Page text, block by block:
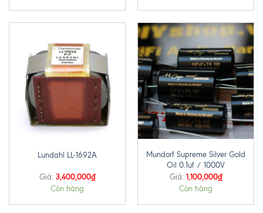
Lundahl LL-1692A
Giá: 3,400,000₫
Còn hàng
Mundorf Supreme Silver Gold
Oil 0.1uf / 1000V
Giá: 1,100,000₫
Còn hàng